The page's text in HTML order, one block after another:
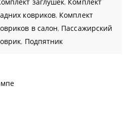
ковриков, Комплект
в салон, Пассажирский
, Подпятник